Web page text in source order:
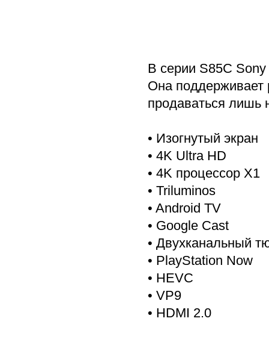
В серии S85C
Она поддерживает
продаваться лишь
• Изогнутый экран
• 4K Ultra HD
• 4K процессор X1
• Triluminos
• Android TV
• Google Cast
• Двухканальный
• PlayStation Now
• HEVC
• VP9
• HDMI 2.0